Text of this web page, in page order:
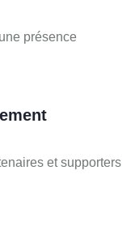
présence
et supporters